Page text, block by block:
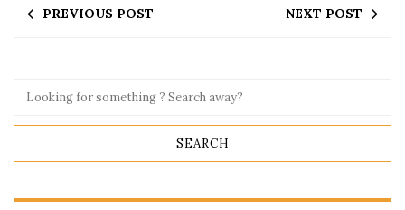
PREVIOUS POST NEXT POST